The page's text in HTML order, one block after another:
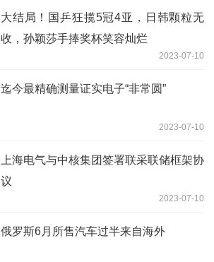
大结局！国乒狂揽5冠4亚，日韩颗粒无
收，孙颖莎手捧奖杯笑容灿烂
2023-07-10
迄今最精确测量证实电子“非常圆”
2023-07-10
上海电气与中核集团签署联采联储框架协
议
2023-07-10
俄罗斯6月所售汽车过半来自海外